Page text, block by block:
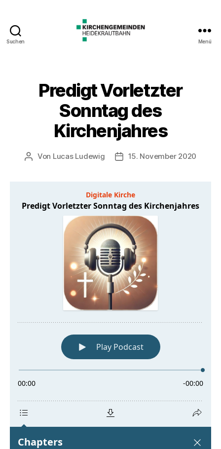
Suchen Menü
Predigt Vorletzter
Sonntag des
Kirchenjahres
Beitragsautor
Von Lucas Ludewig Veröffentlichungsdatum
15. November 2020